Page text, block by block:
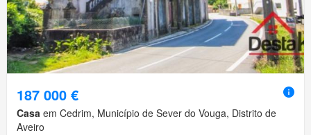
187 000 €
Casa em Cedrim, Município de Sever do Vouga, Distrito de
Aveiro